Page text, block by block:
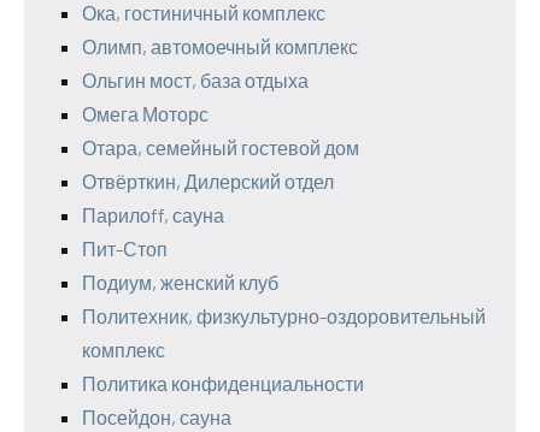
Ока, гостиничный комплекс
Олимп, автомоечный комплекс
Ольгин мост, база отдыха
Омега Моторс
Отара, семейный гостевой дом
Отвёрткин, Дилерский отдел
Парилоff, сауна
Пит-Стоп
Подиум, женский клуб
Политехник, физкультурно-оздоровительный
комплекс
Политика конфиденциальности
Посейдон, сауна